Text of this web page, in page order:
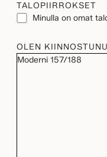
TALOPIIRROKSET
Minulla on omat
OLEN